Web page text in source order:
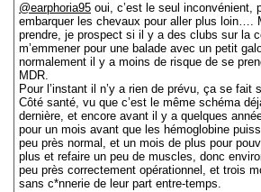
@earphoria95 oui, c’est le seul inconvénient,
embarquer les chevaux pour aller plus loin….
prendre, je prospect si il y a des clubs sur la
m’emmener pour une balade avec un petit
normalement il y a moins de risque de se
MDR.
Pour l’instant il n’y a rien de prévu, ça se fait
Côté santé, vu que c’est le même schéma
dernière, et encore avant il y a quelques
pour un mois avant que les hémoglobine
peu près normal, et un mois de plus pour
plus et refaire un peu de muscles, donc
peu près correctement opérationnel, et trois
sans c*nnerie de leur part entre-temps.